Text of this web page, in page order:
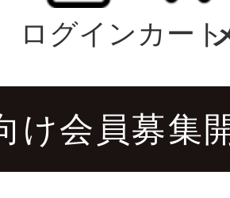
ログイン カート
会員募集